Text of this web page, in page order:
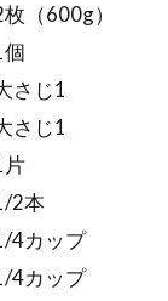
（600g）
じ1
じ1
本
カップ
ップ